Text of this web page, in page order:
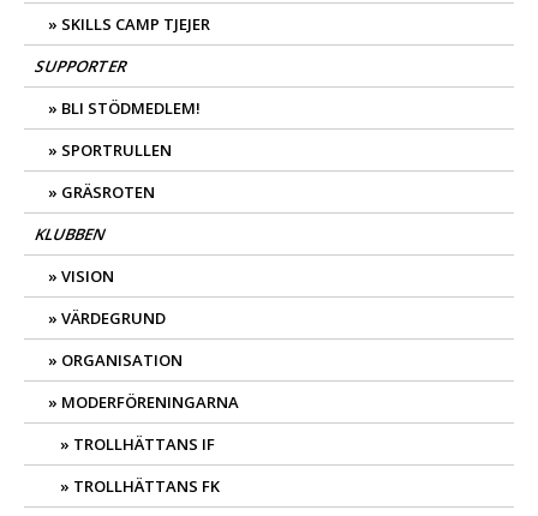
SKILLS CAMP TJEJER
SUPPORTER
BLI STÖDMEDLEM!
SPORTRULLEN
GRÄSROTEN
KLUBBEN
VISION
VÄRDEGRUND
ORGANISATION
MODERFÖRENINGARNA
TROLLHÄTTANS IF
TROLLHÄTTANS FK